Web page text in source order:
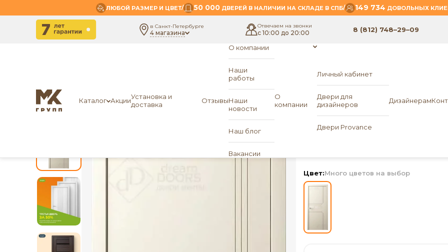
ЛЮБОЙ РАЗМЕР И ЦВЕТ/ 50 000ДВЕРЕЙ В НАЛИЧИИ НА СКЛАДЕ В СПБ/ 149 734 ДОВОЛЬНЫХ
в Санкт-Петербурге
4 магазина
Отвечаем на звонки
с 10:00 до 20:00 8 (812) 748–29–09
Каталог АкцииУстановка и
доставка
Отзывы
О
компании
О компании
Наши
работы
Наши
новости
Наш блог
Вакансии
Дизайнерам
Личный кабинет
Двери для
дизайнеров
Двери Provance
Главная Dream Doors - Интро 5
Межкомнатная
Цвет:Много цветов на выбор